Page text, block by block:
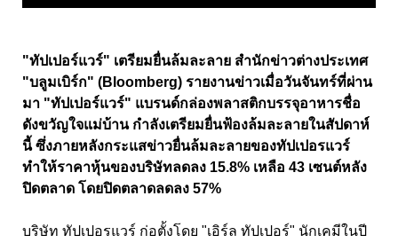
"ทัปเปอร์แวร์" เตรียมยื่นล้มละลาย สำนักข่าวต่างประเทศ
"บลูมเบิร์ก" (Bloomberg) รายงานข่าวเมื่อวันจันทร์ที่ผ่าน
มา "ทัปเปอร์แวร์" แบรนด์กล่องพลาสติกบรรจุอาหารชื่อ
ดังขวัญใจแม่บ้าน กำลังเตรียมยื่นฟ้องล้มละลายในสัปดาห์
นี้ ซึ่งภายหลังกระแสข่าวยื่นล้มละลายของทัปเปอรแวร์
ทำให้ราคาหุ้นของบริษัทลดลง 15.8% เหลือ 43 เซนต์หลัง
ปิดตลาด โดยปิดตลาดลดลง 57%
บริษัท ทัปเปอรแวร์ ก่อตั้งโดย "เอิร์ล ทัปเปอร์" นักเคมีในปี